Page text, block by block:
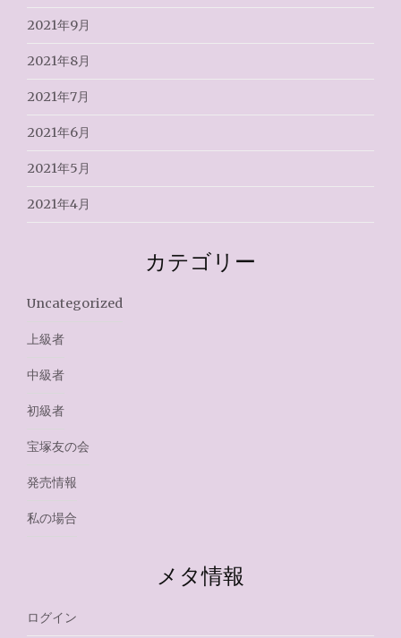
2021年9月
2021年8月
2021年7月
2021年6月
2021年5月
2021年4月
カテゴリー
Uncategorized
上級者
中級者
初級者
宝塚友の会
発売情報
私の場合
メタ情報
ログイン